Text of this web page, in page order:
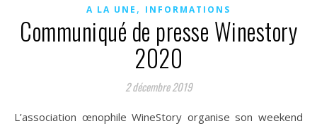
A LA UNE , INFORMATIONS
Communiqué de presse Winestory
2020
2 décembre 2019
L’association œnophile WineStory organise son weekend